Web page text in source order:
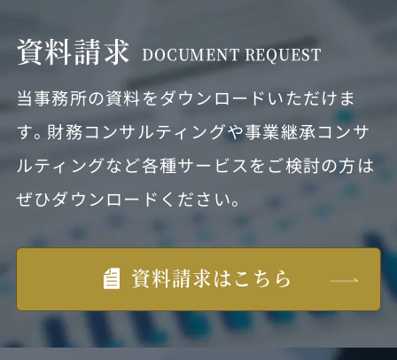
資料請求 DOCUMENT REQUEST
当事務所の資料をダウンロードいただけま
す。財務コンサルティングや事業継承コンサ
ルティングなど各種サービスをご検討の方は
ぜひダウンロードください。
資料請求はこちら